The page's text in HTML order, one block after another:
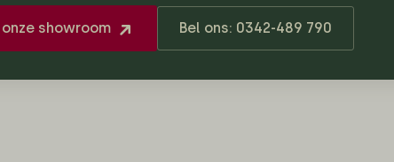
showroom Bel ons: 0342-489 790